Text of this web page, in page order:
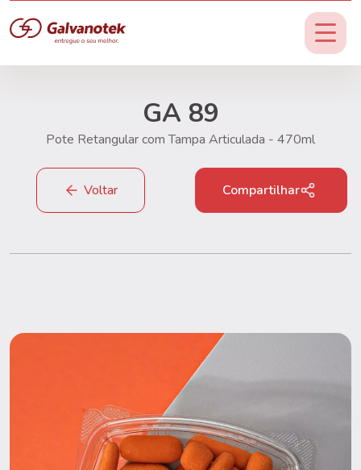
Voltar
GA 89
Pote Retangular com Tampa Articulada - 470ml
Compartilhar